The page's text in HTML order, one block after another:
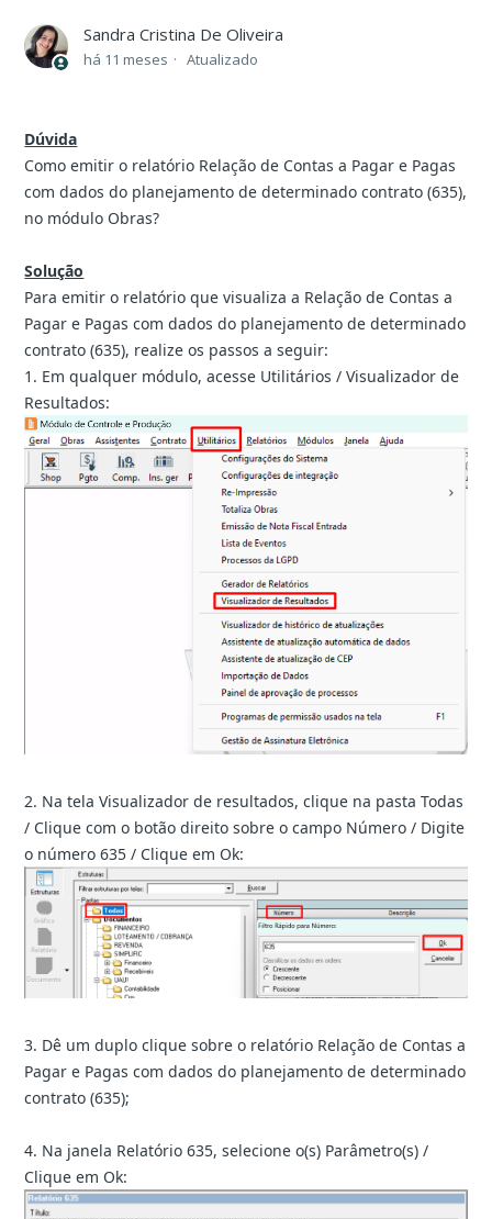
Sandra Cristina De Oliveira
há 11 meses Atualizado
Dúvida
Como emitir o relatório Relação de Contas a Pagar e Pagas
com dados do planejamento de determinado contrato (635),
no módulo Obras?
Solução
Para emitir o relatório que visualiza a Relação de Contas a
Pagar e Pagas com dados do planejamento de determinado
contrato (635), realize os passos a seguir:
1. Em qualquer módulo, acesse Utilitários / Visualizador de
Resultados:
2. Na tela Visualizador de resultados, clique na pasta Todas
/ Clique com o botão direito sobre o campo Número / Digite
o número 635 / Clique em Ok:
3. Dê um duplo clique sobre o relatório Relação de Contas a
Pagar e Pagas com dados do planejamento de determinado
contrato (635);
4. Na janela Relatório 635, selecione o(s) Parâmetro(s) /
Clique em Ok: